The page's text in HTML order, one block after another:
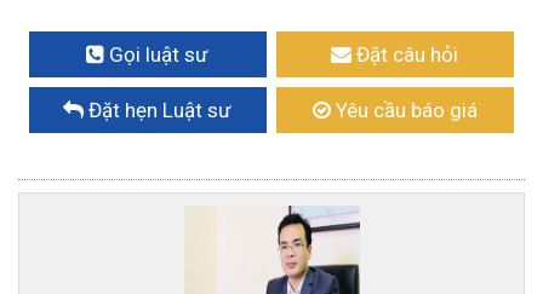
Gọi luật sư Đặt câu hỏi
Đặt hẹn Luật sư Yêu cầu báo giá